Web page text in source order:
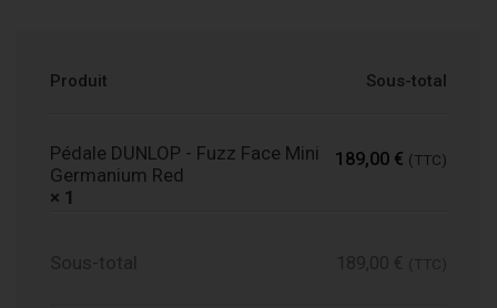
Produit Sous-total
Pédale DUNLOP - Fuzz Face Mini
Germanium Red
× 1
189,00 € (TTC)
Sous-total 189,00 € (TTC)